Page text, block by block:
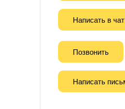
Написать в чат
Позвонить
Написать